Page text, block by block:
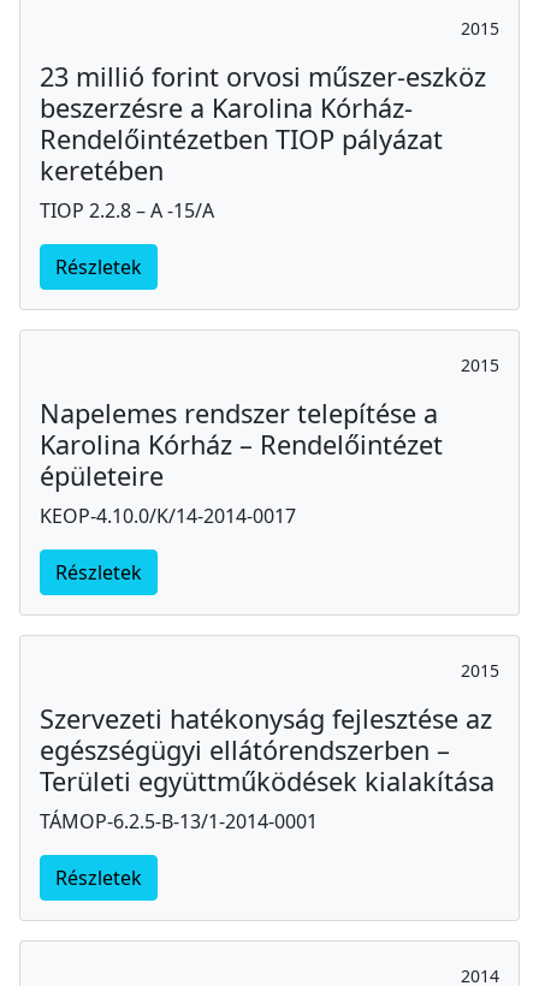
2015
23 millió forint orvosi műszer-eszköz
beszerzésre a Karolina Kórház-
Rendelőintézetben TIOP pályázat
keretében
TIOP 2.2.8 – A -15/A
Részletek
2015
Napelemes rendszer telepítése a
Karolina Kórház – Rendelőintézet
épületeire
KEOP-4.10.0/K/14-2014-0017
Részletek
2015
Szervezeti hatékonyság fejlesztése az
egészségügyi ellátórendszerben –
Területi együttműködések kialakítása
TÁMOP-6.2.5-B-13/1-2014-0001
Részletek
2014